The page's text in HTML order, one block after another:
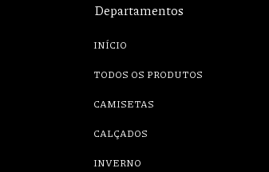
Departamentos
INÍCIO
TODOS OS PRODUTOS
CAMISETAS
CALÇADOS
INVERNO